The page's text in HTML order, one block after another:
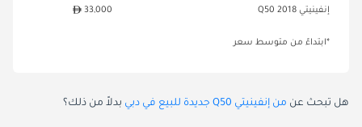
إنفينيتي Q50 2018 33,000
*ابتداءً من متوسط سعر
هل تبحث عن من إنفينيتي Q50 جديدة للبيع في دبي بدلاً من ذلك؟